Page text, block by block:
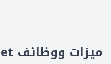
ميزات ووظائف Smartsheet